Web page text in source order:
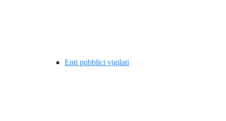
Enti pubblici vigilati